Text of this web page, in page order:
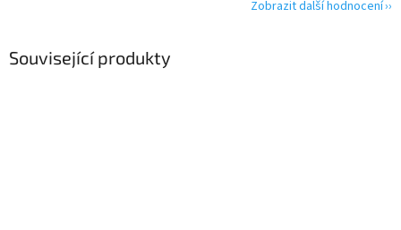
Související produkty
Zobrazit další hodnocení